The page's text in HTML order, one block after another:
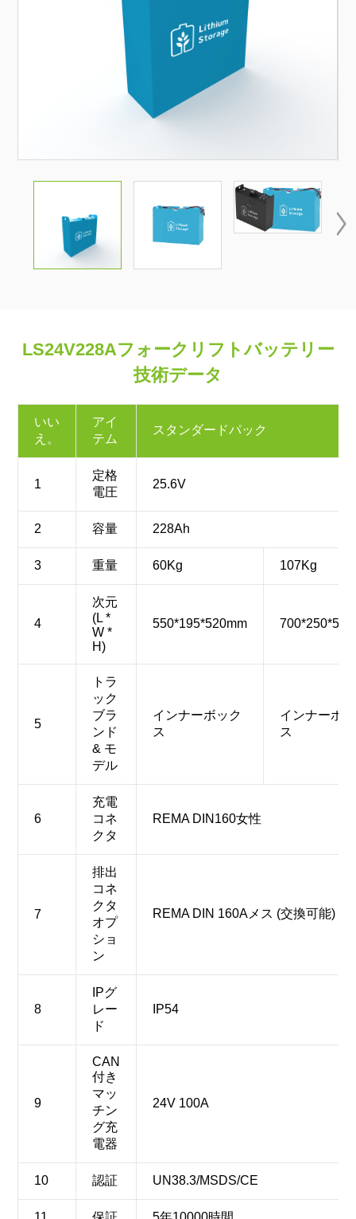

LS24V228Aフォークリフトバッテリー
技術データ
いい
え。
アイ
テム
スタンダードパック
1
定格
電圧
25.6V
2 容量 228Ah
3 重量 60Kg 107Kg
4
次元
(L *
W *
H)
550*195*520mm
5
トラ
ック
ブラ
ンド
& モ
デル
インナーボック
ス
インナーボ
ス
6
充電
コネ
クタ
REMA DIN160女性
7
排出
コネ
クタ
オプ
ショ
ン
REMA DIN 160Aメス (交換可能)
8
IPグ
レー
ド
IP54
9
CAN
付き
マッ
チン
グ充
電器
24V 100A
10 認証 UN38.3/MSDS/CE